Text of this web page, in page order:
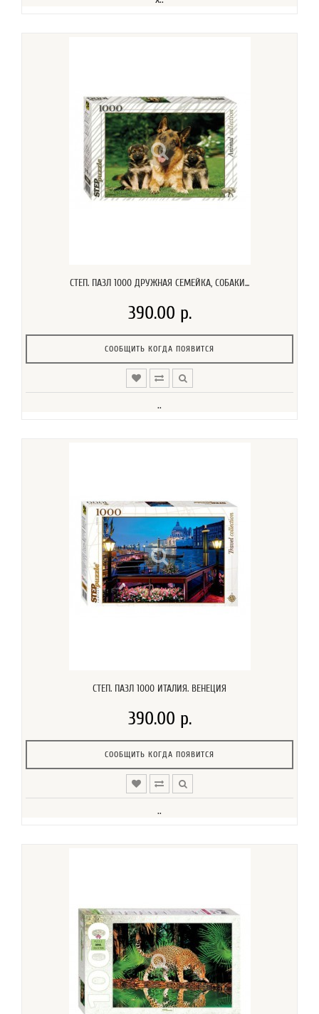
СТЕП. ПАЗЛ 1000 ДРУЖНАЯ СЕМЕЙКА, СОБАКИ...
390.00 р.
СООБЩИТЬ КОГДА ПОЯВИТСЯ
..
СТЕП. ПАЗЛ 1000 ИТАЛИЯ. ВЕНЕЦИЯ
390.00 р.
СООБЩИТЬ КОГДА ПОЯВИТСЯ
..